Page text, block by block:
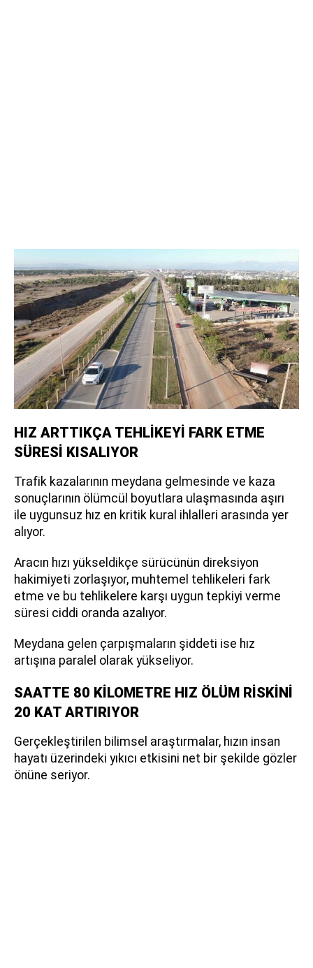
HIZ ARTTIKÇA TEHLİKEYİ FARK ETME
SÜRESİ KISALIYOR
Trafik kazalarının meydana gelmesinde ve kaza
sonuçlarının ölümcül boyutlara ulaşmasında aşırı
ile uygunsuz hız en kritik kural ihlalleri arasında yer
alıyor.
Aracın hızı yükseldikçe sürücünün direksiyon
hakimiyeti zorlaşıyor, muhtemel tehlikeleri fark
etme ve bu tehlikelere karşı uygun tepkiyi verme
süresi ciddi oranda azalıyor.
Meydana gelen çarpışmaların şiddeti ise hız
artışına paralel olarak yükseliyor.
SAATTE 80 KİLOMETRE HIZ ÖLÜM RİSKİNİ
20 KAT ARTIRIYOR
Gerçekleştirilen bilimsel araştırmalar, hızın insan
hayatı üzerindeki yıkıcı etkisini net bir şekilde gözler
önüne seriyor.